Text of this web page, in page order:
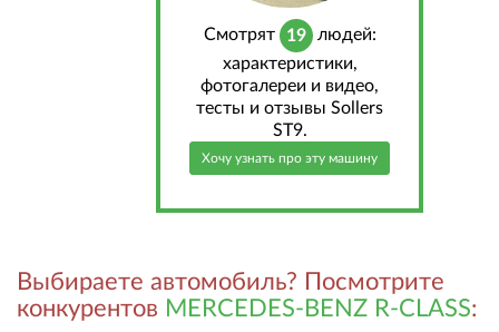
Cмотрят 19 людей:
характеристики,
фотогалереи и видео,
тесты и отзывы Sollers
ST9.
Хочу узнать про эту машину
Выбираете автомобиль? Посмотрите
конкурентов MERCEDES-BENZ R-CLASS: